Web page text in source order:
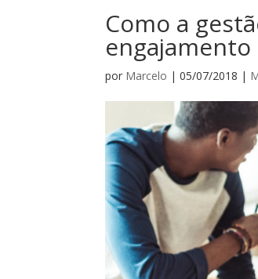
Como a
por Marcelo |05/07/2018 |